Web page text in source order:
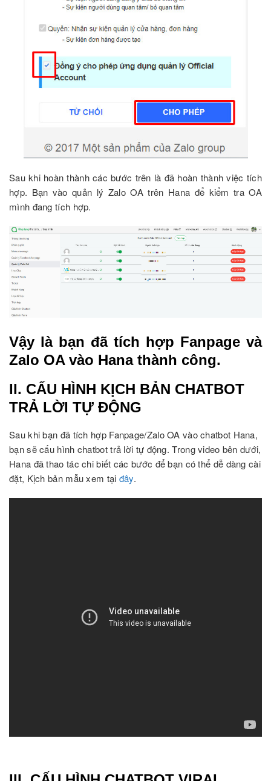
Sau khi hoàn thành các bước trên là đã hoàn thành việc tích
hợp. Bạn vào quản lý Zalo OA trên Hana để kiểm tra OA
mình đang tích hợp.
Vậy là bạn đã tích hợp Fanpage và
Zalo OA vào Hana thành công.
II. CẤU HÌNH KỊCH BẢN CHATBOT
TRẢ LỜI TỰ ĐỘNG
Sau khi bạn đã tích hợp Fanpage/Zalo OA vào chatbot Hana,
bạn sẽ cấu hình chatbot trả lời tự động. Trong video bên dưới,
Hana đã thao tác chi biết các bước để bạn có thể dễ dàng cài
đặt, Kịch bản mẫu xem tại đây.